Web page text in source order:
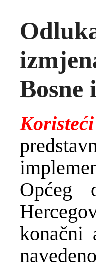
Bosne
Općeg
konačni